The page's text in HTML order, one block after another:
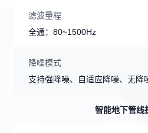
滤波量程
全通：80~1500Hz
降噪模式
支持强降噪、自适应降噪、无降
智能地下管线